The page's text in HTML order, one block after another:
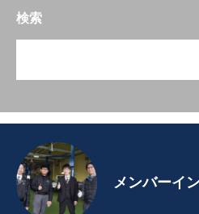
検索
メンバーイ